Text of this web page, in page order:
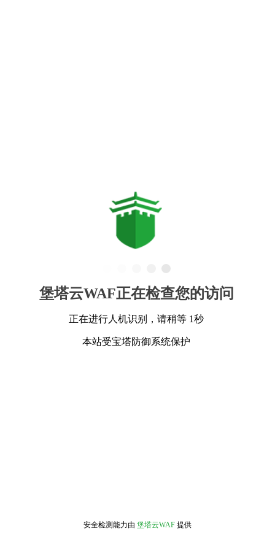
堡塔云WAF正在检查您的访问
正在进行人机识别，请稍等 1秒
本站受宝塔防御系统保护
安全检测能力由 堡塔云WAF 提供